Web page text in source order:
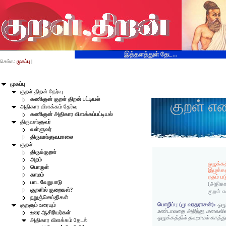
இத்தளத்துள் தேட...
முகப்பு
குறள் திறன் தேர்வு
கணிஞன் குறள் திறன் பட்டியல்
அதிகார விளக்கம் தேர்வு
கணிஞன் அதிகார விளக்கப்பட்டியல்
திருவள்ளுவர்
வள்ளுவர்
திருவள்ளுவமாலை
குறள்
திருக்குறள்
அறம்
பொருள்
காமம்
பாட வேறுபாடு
குறளில் குறைகள்?
நறுஞ்செய்திகள்
குறளும் உரையும்
உரை ஆசிரியர்கள்
அதிகார விளக்கம் தேடல்
செல்க: முகப்பு |
குறள்
ஏதம்
குறள்
பொழிப்பு (மு வரதராசன்):
உண்டாவதை அறிந்து,
ஒழுக்கத்தில் தவறாமல்